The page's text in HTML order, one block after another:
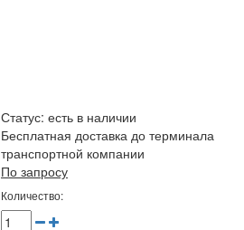
Статус: есть в наличии
Бесплатная доставка до терминала
транспортной компании
По запросу
Количество: